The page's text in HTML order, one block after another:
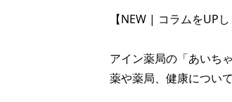
【NEW | コラムをUPし
アイン薬局の「あいち
薬や薬局、健康につい